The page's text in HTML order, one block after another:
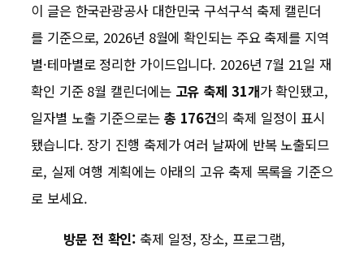
이 글은 한국관광공사 대한민국 구석구석 축제 캘린더
를 기준으로, 2026년 8월에 확인되는 주요 축제를 지역
별·테마별로 정리한 가이드입니다. 2026년 7월 21일 재
확인 기준 8월 캘린더에는 고유 축제 31개가 확인됐고,
일자별 노출 기준으로는 총 176건의 축제 일정이 표시
됐습니다. 장기 진행 축제가 여러 날짜에 반복 노출되므
로, 실제 여행 계획에는 아래의 고유 축제 목록을 기준으
로 보세요.
방문 전 확인: 축제 일정, 장소, 프로그램,